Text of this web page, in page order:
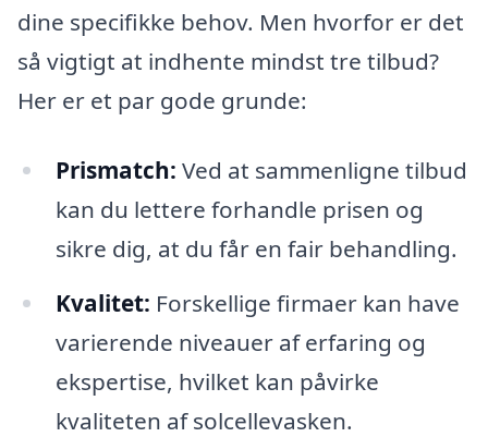
dine specifikke behov. Men hvorfor er det
så vigtigt at indhente mindst tre tilbud?
Her er et par gode grunde:
Prismatch: Ved at sammenligne tilbud
kan du lettere forhandle prisen og
sikre dig, at du får en fair behandling.
Kvalitet: Forskellige firmaer kan have
varierende niveauer af erfaring og
ekspertise, hvilket kan påvirke
kvaliteten af solcellevasken.